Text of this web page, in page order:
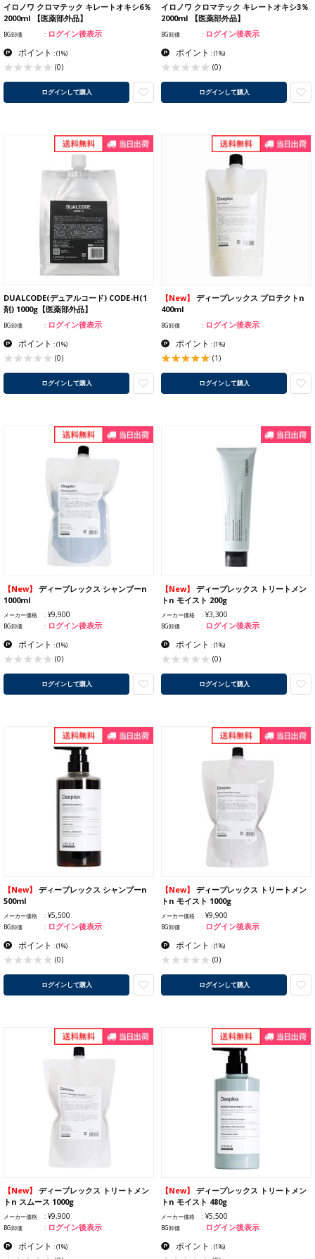
イロノワ クロマテック キレートオキシ6％
2000ml 【医薬部外品】
BG卸価 ログイン後表示
ポイント :(1%)
(0)
ログインして購入
イロノワ クロマテック キレートオキシ3％
2000ml 【医薬部外品】
BG卸価 ログイン後表示
ポイント :(1%)
(0)
ログインして購入
DUALCODE(デュアルコード) CODE-H(1
剤) 1000g【医薬部外品】
BG卸価 ログイン後表示
ポイント :(1%)
(0)
ログインして購入
【New】 ディープレックス プロテクトn
400ml
BG卸価 ログイン後表示
ポイント :(1%)
(1)
ログインして購入
【New】 ディープレックス シャンプーn
1000ml
メーカー価格 ¥9,900
BG卸価 ログイン後表示
ポイント :(1%)
(0)
ログインして購入
【New】 ディープレックス トリートメン
トn モイスト 200g
メーカー価格 ¥3,300
BG卸価 ログイン後表示
ポイント :(1%)
(0)
ログインして購入
【New】 ディープレックス シャンプーn
500ml
メーカー価格 ¥5,500
BG卸価 ログイン後表示
ポイント :(1%)
(0)
ログインして購入
【New】 ディープレックス トリートメン
トn モイスト 1000g
メーカー価格 ¥9,900
BG卸価 ログイン後表示
ポイント :(1%)
(0)
ログインして購入
【New】 ディープレックス トリートメン
トn スムース 1000g
メーカー価格 ¥9,900
BG卸価 ログイン後表示
ポイント :(1%)
【New】 ディープレックス トリートメン
トn モイスト 480g
メーカー価格 ¥5,500
BG卸価 ログイン後表示
ポイント :(1%)